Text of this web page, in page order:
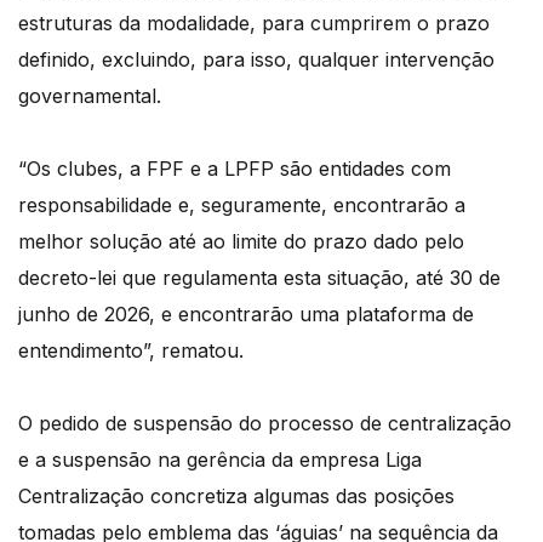
estruturas da modalidade, para cumprirem o prazo
definido, excluindo, para isso, qualquer intervenção
governamental.
“Os clubes, a FPF e a LPFP são entidades com
responsabilidade e, seguramente, encontrarão a
melhor solução até ao limite do prazo dado pelo
decreto-lei que regulamenta esta situação, até 30 de
junho de 2026, e encontrarão uma plataforma de
entendimento”, rematou.
O pedido de suspensão do processo de centralização
e a suspensão na gerência da empresa Liga
Centralização concretiza algumas das posições
tomadas pelo emblema das ‘águias’ na sequência da